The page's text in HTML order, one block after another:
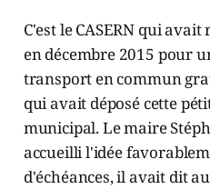
C'est le CASERN qui
en décembre 2015 pour
transport en commun
qui avait déposé cette
municipal. Le maire
accueilli l'idée
d'échéances, il avait dit